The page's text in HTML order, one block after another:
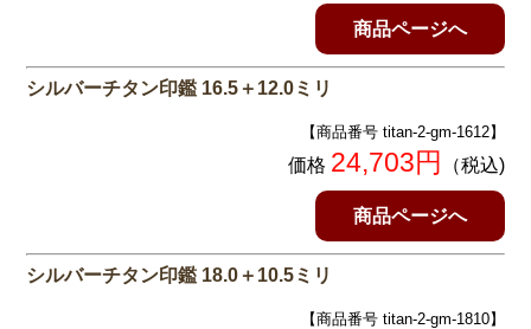
商品ページへ
シルバーチタン印鑑 16.5＋12.0ミリ
【商品番号 titan-2-gm-1612】
価格 24,703円 （税込)
商品ページへ
シルバーチタン印鑑 18.0＋10.5ミリ
【商品番号 titan-2-gm-1810】